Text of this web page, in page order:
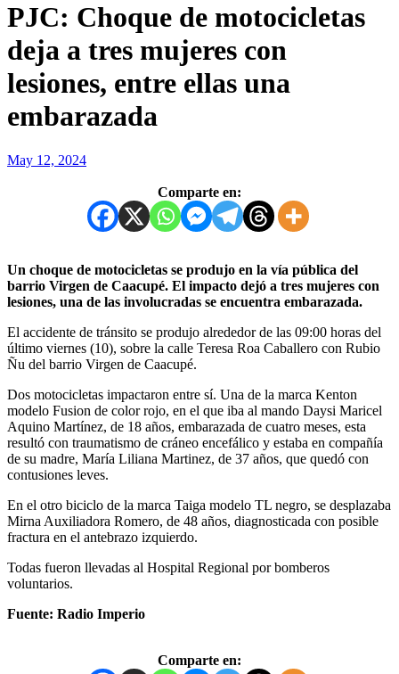
PJC: Choque de motocicletas
deja a tres mujeres con
lesiones, entre ellas una
embarazada
May 12, 2024
Comparte en:
Un choque de motocicletas se produjo en la vía pública del
barrio Virgen de Caacupé. El impacto dejó a tres mujeres con
lesiones, una de las involucradas se encuentra embarazada.
El accidente de tránsito se produjo alrededor de las 09:00 horas del
último viernes (10), sobre la calle Teresa Roa Caballero con Rubio
Ñu del barrio Virgen de Caacupé.
Dos motocicletas impactaron entre sí. Una de la marca Kenton
modelo Fusion de color rojo, en el que iba al mando Daysi Maricel
Aquino Martínez, de 18 años, embarazada de cuatro meses, esta
resultó con traumatismo de cráneo encefálico y estaba en compañía
de su madre, María Liliana Martinez, de 37 años, que quedó con
contusiones leves.
En el otro biciclo de la marca Taiga modelo TL negro, se desplazaba
Mirna Auxiliadora Romero, de 48 años, diagnosticada con posible
fractura en el antebrazo izquierdo.
Todas fueron llevadas al Hospital Regional por bomberos
voluntarios.
Fuente: Radio Imperio
Comparte en: